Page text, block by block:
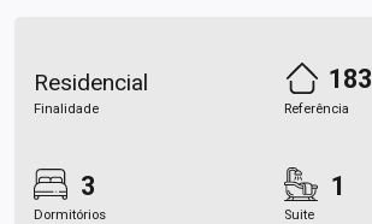
Residencial
Finalidade
183
Referência
3
Dormitórios
1
Suite